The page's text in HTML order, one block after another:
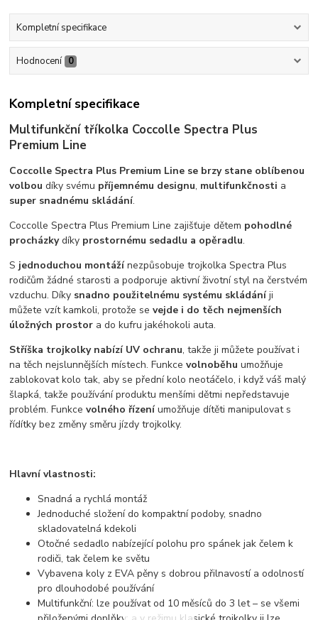
Kompletní specifikace
Hodnocení 0
Kompletní specifikace
Multifunkční tříkolka Coccolle Spectra Plus
Premium Line
Coccolle Spectra Plus Premium Line se brzy stane oblíbenou
volbou díky svému příjemnému designu, multifunkčnosti a
super snadnému skládání.
Coccolle Spectra Plus Premium Line zajišťuje dětem pohodlné
procházkydíky prostornému sedadlu a opěradlu.
S jednoduchou montážínezpůsobuje trojkolka Spectra Plus
rodičům žádné starosti a podporuje aktivní životní styl na čerstvém
vzduchu. Díky snadno použitelnému systému skládáníji
můžete vzít kamkoli, protože sevejde i do těch nejmenších
úložných prostor a do kufru jakéhokoli auta.
Stříška trojkolky nabízí UV ochranu, takže ji můžete používat i
na těch nejslunnějších místech. Funkcevolnoběhu umožňuje
zablokovat kolo tak, aby se přední kolo neotáčelo, i když váš malý
šlapká, takže používání produktu menšími dětmi nepředstavuje
problém. Funkcevolného řízeníumožňuje dítěti manipulovat s
řídítky bez změny směru jízdy trojkolky.
Hlavní vlastnosti:
Snadná a rychlá montáž
Jednoduché složení do kompaktní podoby, snadno
skladovatelná kdekoli
Otočné sedadlo nabízející polohu pro spánek jak čelem k
rodiči, tak čelem ke světu
Vybavena koly z EVA pěny s dobrou přilnavostí a odolností
pro dlouhodobé používání
Multifunkční: lze používat od 10 měsíců do 3 let – se všemi